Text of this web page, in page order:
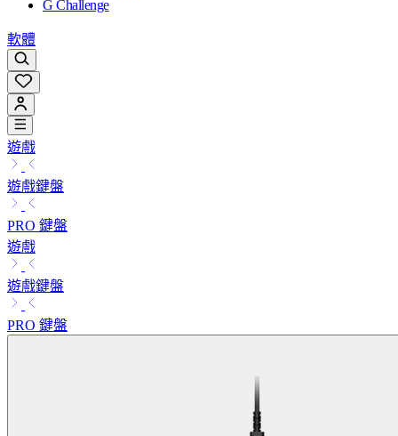
G Challenge
軟體
遊戲
遊戲鍵盤
PRO 鍵盤
遊戲
遊戲鍵盤
PRO 鍵盤